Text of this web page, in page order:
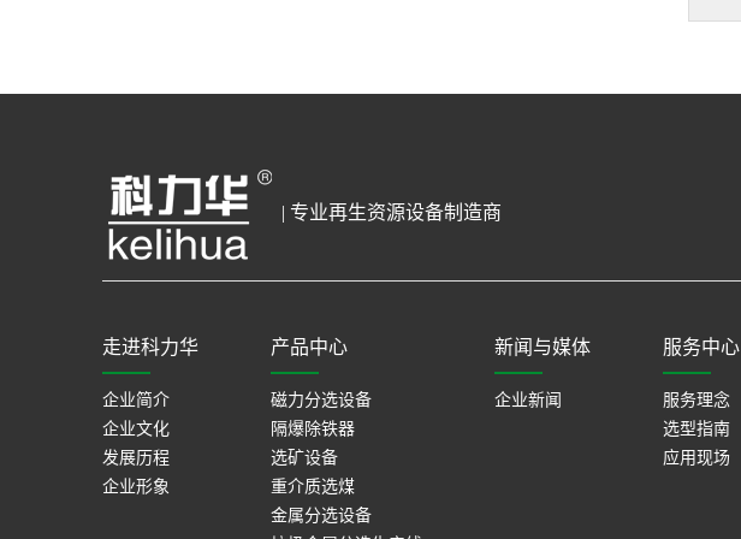
| 专业再生资源设备制造商
走进科力华
企业简介
企业文化
发展历程
企业形象
产品中心
磁力分选设备
隔爆除铁器
选矿设备
重介质选煤
金属分选设备
新闻与媒体
企业新闻
服务中心
服务理念
选型指南
应用现场